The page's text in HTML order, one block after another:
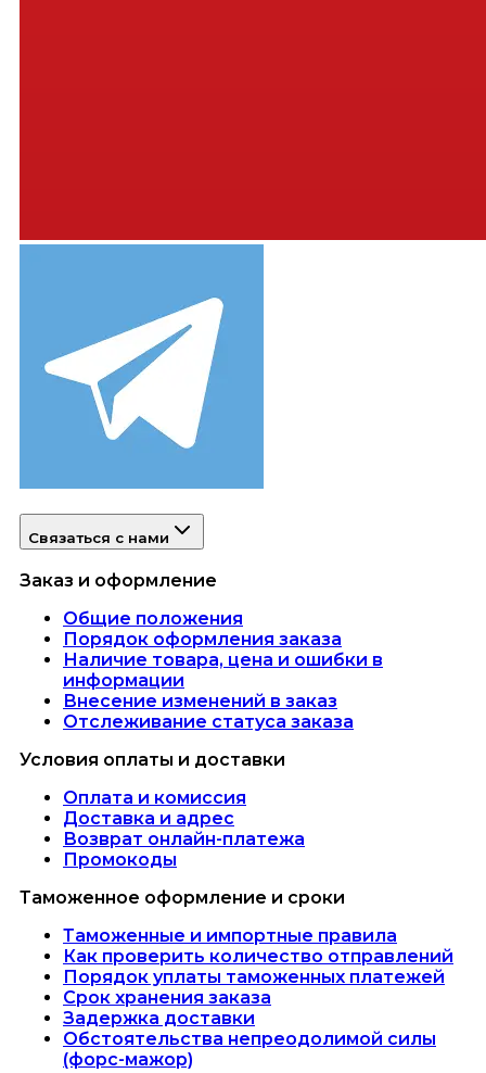
Связаться с нами
Заказ и оформление
Общие положения
Порядок оформления заказа
Наличие товара, цена и ошибки в
информации
Внесение изменений в заказ
Отслеживание статуса заказа
Условия оплаты и доставки
Оплата и комиссия
Доставка и адрес
Возврат онлайн-платежа
Промокоды
Таможенное оформление и сроки
Таможенные и импортные правила
Как проверить количество отправлений
Порядок уплаты таможенных платежей
Срок хранения заказа
Задержка доставки
Обстоятельства непреодолимой силы
(форс-мажор)